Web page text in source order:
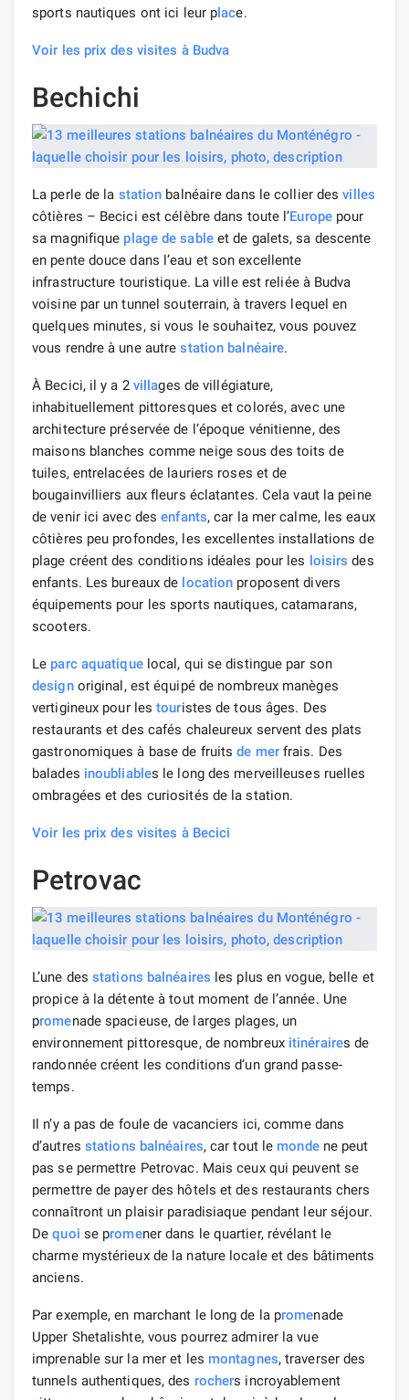
sports nautiques ont ici leur place.
Voir les prix des visites à Budva
Bechichi
La perle de la station balnéaire dans le collier desvilles
côtières – Becici est célèbre dans toute l’Europepour
sa magnifique plage de sableet de galets, sa descente
en pente douce dans l’eau et son excellente
infrastructure touristique. La ville est reliée à Budva
voisine par un tunnel souterrain, à travers lequel en
quelques minutes, si vous le souhaitez, vous pouvez
vous rendre à une autrestation balnéaire.
À Becici, il y a 2 villages de villégiature,
inhabituellement pittoresques et colorés, avec une
architecture préservée de l’époque vénitienne, des
maisons blanches comme neige sous des toits de
tuiles, entrelacées de lauriers roses et de
bougainvilliers aux fleurs éclatantes. Cela vaut la peine
de venir ici avec desenfants, car la mer calme, les eaux
côtières peu profondes, les excellentes installations de
plage créent des conditions idéales pour les loisirs des
enfants. Les bureaux de location proposent divers
équipements pour les sports nautiques, catamarans,
scooters.
Le parc aquatiquelocal, qui se distingue par son
designoriginal, est équipé de nombreux manèges
vertigineux pour lestouristes de tous âges. Des
restaurants et des cafés chaleureux servent des plats
gastronomiques à base de fruitsde merfrais. Des
balades inoubliables le long des merveilleuses ruelles
ombragées et des curiosités de la station.
Voir les prix des visites à Becici
Petrovac
L’une des stations balnéaires les plus en vogue, belle et
propice à la détente à tout moment de l’année. Une
promenade spacieuse, de larges plages, un
environnement pittoresque, de nombreux itinéraires de
randonnée créent les conditions d’un grand passe-
temps.
Il n’y a pas de foule de vacanciers ici, comme dans
d’autres stations balnéaires, car tout le mondene peut
pas se permettre Petrovac. Mais ceux qui peuvent se
permettre de payer des hôtels et des restaurants chers
connaîtront un plaisir paradisiaque pendant leur séjour.
Dequoi se promener dans le quartier, révélant le
charme mystérieux de la nature locale et des bâtiments
anciens.
Par exemple, en marchant le long de la promenade
Upper Shetalishte, vous pourrez admirer la vue
imprenable sur la mer et les montagnes, traverser des
tunnels authentiques, des rochers incroyablement